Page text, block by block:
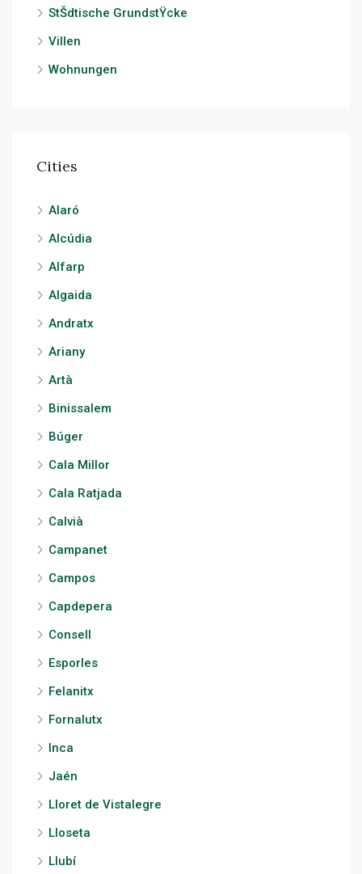
StŠdtische GrundstŸcke
Villen
Wohnungen
Cities
Alaró
Alcúdia
Alfarp
Algaida
Andratx
Ariany
Artà
Binissalem
Búger
Cala Millor
Cala Ratjada
Calvià
Campanet
Campos
Capdepera
Consell
Esporles
Felanitx
Fornalutx
Inca
Jaén
Lloret de Vistalegre
Lloseta
Llubí